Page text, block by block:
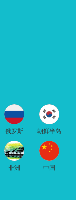
俄罗斯 朝鲜半岛
非洲 中国